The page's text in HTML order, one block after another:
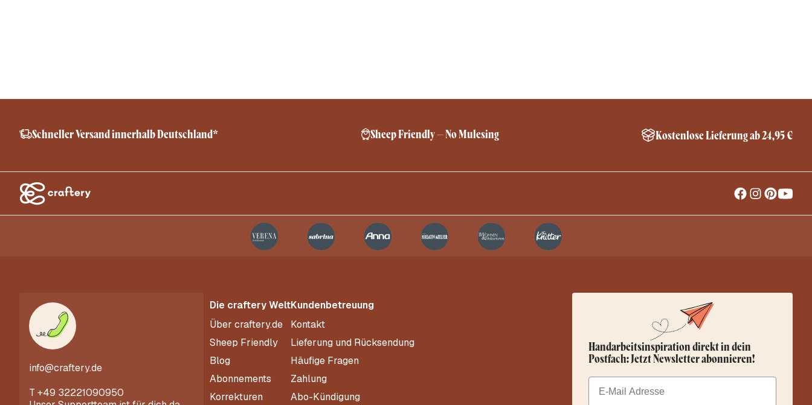
Schneller Versand innerhalb Deutschland* Sheep Friendly – No Mulesing Kostenlose Lieferung ab 24,95 €
info@craftery.de
T +49 32221090950
Die craftery Welt
Über craftery.de
Sheep Friendly
Blog
Abonnements
Korrekturen
Kundenbetreuung
Kontakt
Lieferung und Rücksendung
Häufige Fragen
Zahlung
Abo-Kündigung
Handarbeitsinspiration direkt in dein
Postfach: Jetzt Newsletter abonnieren!
Email